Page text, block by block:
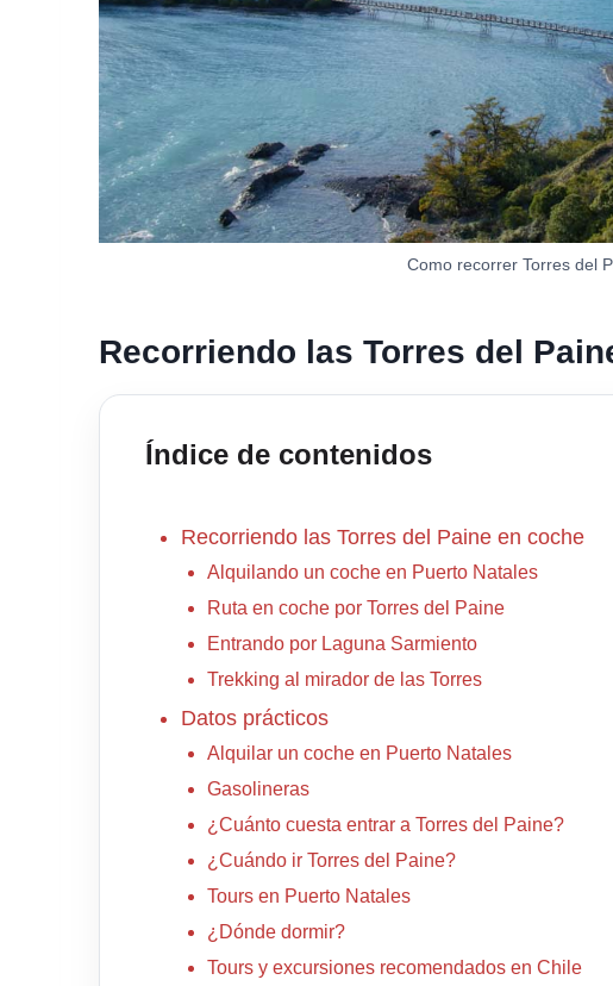
Como recorrer Torres del
Recorriendo las Torres del
Índice de contenidos
Recorriendo las Torres del Paine en coche
Alquilando un coche en Puerto Natales
Ruta en coche por Torres del Paine
Entrando por Laguna Sarmiento
Trekking al mirador de las Torres
Datos prácticos
Alquilar un coche en Puerto Natales
Gasolineras
¿Cuánto cuesta entrar a Torres del Paine?
¿Cuándo ir Torres del Paine?
Tours en Puerto Natales
¿Dónde dormir?
Tours y excursiones recomendados en Chile